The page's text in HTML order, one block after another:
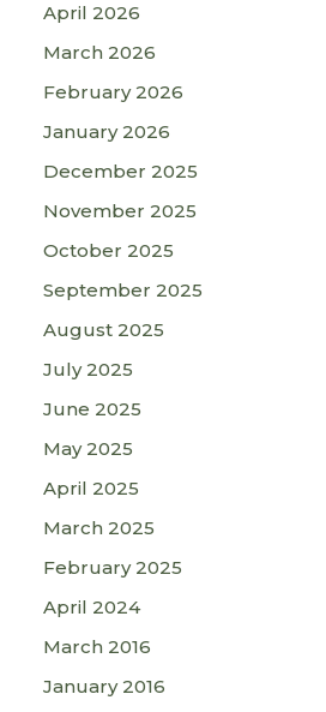
April 2026
March 2026
February 2026
January 2026
December 2025
November 2025
October 2025
September 2025
August 2025
July 2025
June 2025
May 2025
April 2025
March 2025
February 2025
April 2024
March 2016
January 2016